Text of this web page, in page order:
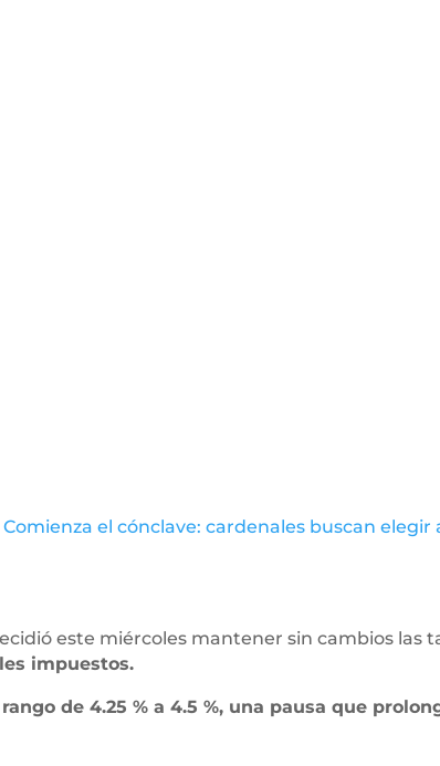
Comienza el cónclave: cardenales buscan elegir
este miércoles mantener sin cambios las
impuestos.
de 4.25 % a 4.5 %, una pausa que